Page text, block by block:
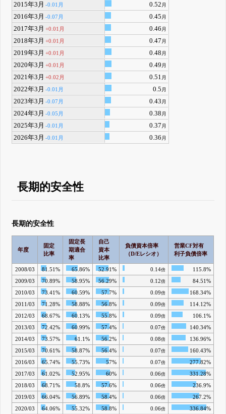
2015年3月 -0.01月 0.52 月
2016年3月 -0.07月 0.45 月
2017年3月 +0.01月 0.46 月
2018年3月 +0.01月 0.47 月
2019年3月 +0.01月 0.48 月
2020年3月 +0.01月 0.49 月
2021年3月 +0.02月 0.51 月
2022年3月 -0.01月 0.5 月
2023年3月 -0.07月 0.43 月
2024年3月 -0.05月 0.38 月
2025年3月 -0.01月 0.37 月
2026年3月 -0.01月 0.36 月
長期的安全性
長期的安全性
年度
固定
比率
固定長
期適合
率
自己
資本
比率
負債資本倍率
（D/Eレシオ）
営業CF対有
利子負債倍率
2008/03 81.51% 65.86% 52.91% 0.14倍
115.8%
2009/03
70.89% 58.95% 56.29% 0.12倍
84.51%
2010/03
73.41% 60.59% 57.7% 0.09倍
168.34%
2011/03
71.28% 58.88% 56.8% 0.09倍
114.12%
2012/03
68.67% 60.13% 55.8% 0.09倍
106.1%
2013/03
72.42% 60.99% 57.4% 0.07倍
140.34%
2014/03
73.57% 61.1% 56.2% 0.08倍
136.96%
2015/03
70.61% 58.87% 56.4% 0.07倍
160.43%
2016/03
65.74% 55.73% 57% 0.07倍
277.82%
2017/03
61.02% 52.95% 60% 0.06倍
331.28%
2018/03
68.71% 58.8% 57.6% 0.06倍
236.9%
2019/03
66.04% 56.89% 58.4% 0.06倍
267.2%
2020/03
64.06% 55.32% 58.8% 0.06倍
336.84%